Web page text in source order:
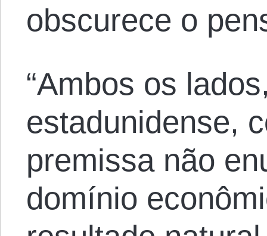
obscurece o
“Ambos os
estadunidense,
premissa não
domínio